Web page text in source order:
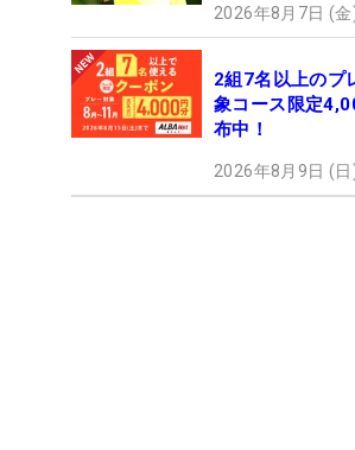
年間女王を目標にやりたいと思い
り越えてプロの称号を手にし、1年
ロとして挫折知らずの競技人生が
（文・小高拓）
2026年8月7日 (
2組7名以上のプ
象コース限定
布中！
2026年8月9日 (